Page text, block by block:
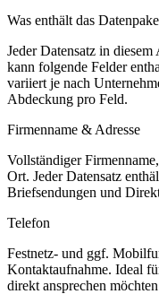
Was enthält das
Jeder Datensatz in diesem
kann folgende Felder
variiert je nach
Abdeckung pro Feld.
Firmenname & Adresse
Vollständiger
Ort. Jeder Datensatz
Briefsendungen und
Telefon
Festnetz- und ggf.
Kontaktaufnahme. Ideal
direkt ansprechen